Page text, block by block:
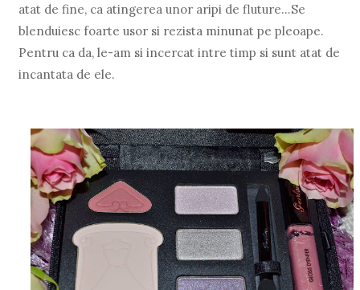
atat de fine, ca atingerea unor aripi de fluture…Se
blenduiesc foarte usor si rezista minunat pe pleoape.
Pentru ca da, le-am si incercat intre timp si sunt atat de
incantata de ele.